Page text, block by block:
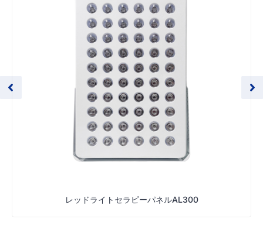
レッドライトセラピーパネルAL300